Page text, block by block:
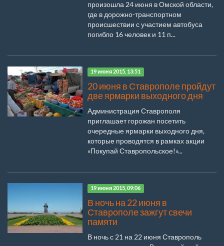
произошла 24 июня в Омской области,
где в дорожно-транспортном
происшествии с участием автобуса
погибло 16 человек и 11 п...
19 июня 2015, 13:51
20 июня в Ставрополе пройдут
две ярмарки выходного дня
Администрация Ставрополя
приглашает горожан посетить
очередные ярмарки выходного дня,
которые проводятся в рамках акции
«Покупай Ставропольское!»...
19 июня 2015, 09:06
В ночь на 22 июня в
Ставрополе зажгут свечи
памяти
В ночь с 21 на 22 июня Ставрополь